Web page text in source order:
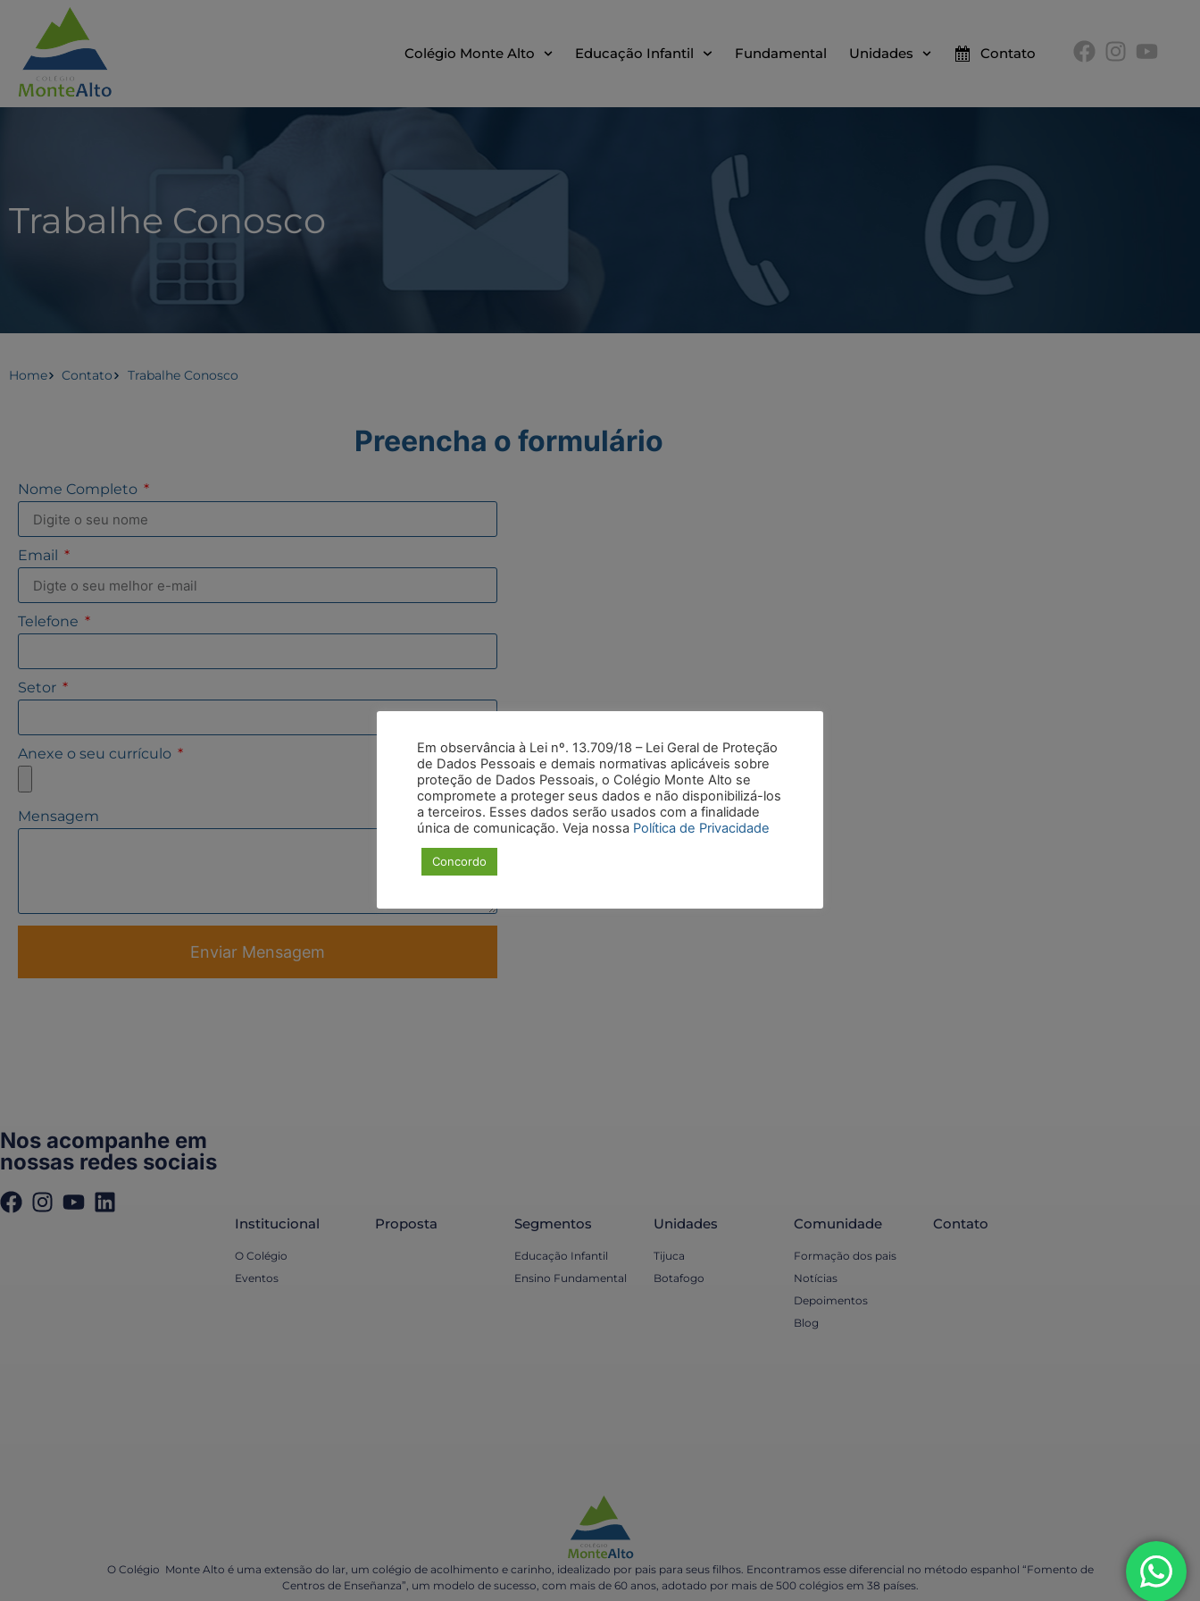
Colégio Monte Alto Educação Infantil Fundamental Unidades Contato
Trabalhe Conosco
Home Contato Trabalhe Conosco
Preencha o formulário
Nome Completo
Email
Telefone
Setor
Anexe o seu currículo
Mensagem
Enviar Mensagem
Nos acompanhe em
nossas redes sociais
Institucional
O Colégio
Eventos
Proposta Segmentos
Educação Infantil
Ensino Fundamental
Unidades
Tijuca
Botafogo
Comunidade
Formação dos pais
Notícias
Depoimentos
Blog
Contato
O Colégio Monte Alto é uma extensão do lar, um colégio de acolhimento e carinho, idealizado por pais para seus filhos. Encontramos esse diferencial no método espanhol “Fomento de
Centros de Enseñanza”, um modelo de sucesso, com mais de 60 anos, adotado por mais de 500 colégios em 38 países.
Em observância à Lei nº. 13.709/18 – Lei Geral de Proteção
de Dados Pessoais e demais normativas aplicáveis sobre
proteção de Dados Pessoais, o Colégio Monte Alto se
compromete a proteger seus dados e não disponibilizá-los
a terceiros. Esses dados serão usados com a finalidade
única de comunicação. Veja nossa Política de Privacidade
Concordo